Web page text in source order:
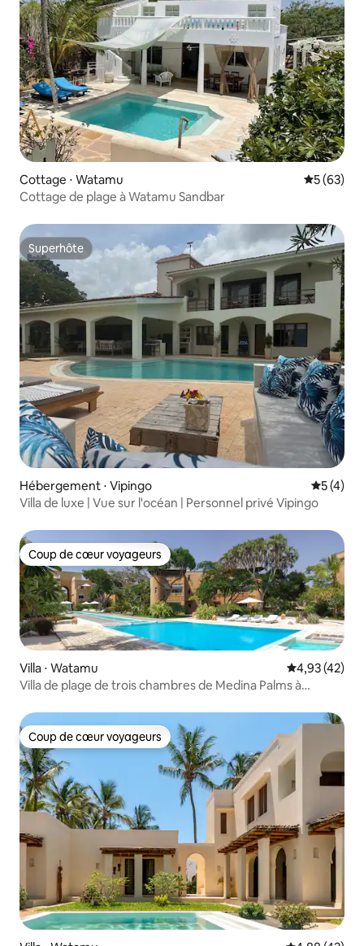
Cottage ⋅ Watamu
5 (63)
Cottage de plage à Watamu Sandbar
Superhôte
Superhôte
Hébergement ⋅ Vipingo
5 (4)
Villa de luxe | Vue sur l'océan | Personnel privé Vipingo
Coup de cœur voyageurs
Coup de cœur voyageurs
Villa ⋅ Watamu Évaluation
4,93 (42)
Villa de plage de trois chambres de Medina Palms à
Coup de cœur voyageurs
Coup de cœur voyageurs